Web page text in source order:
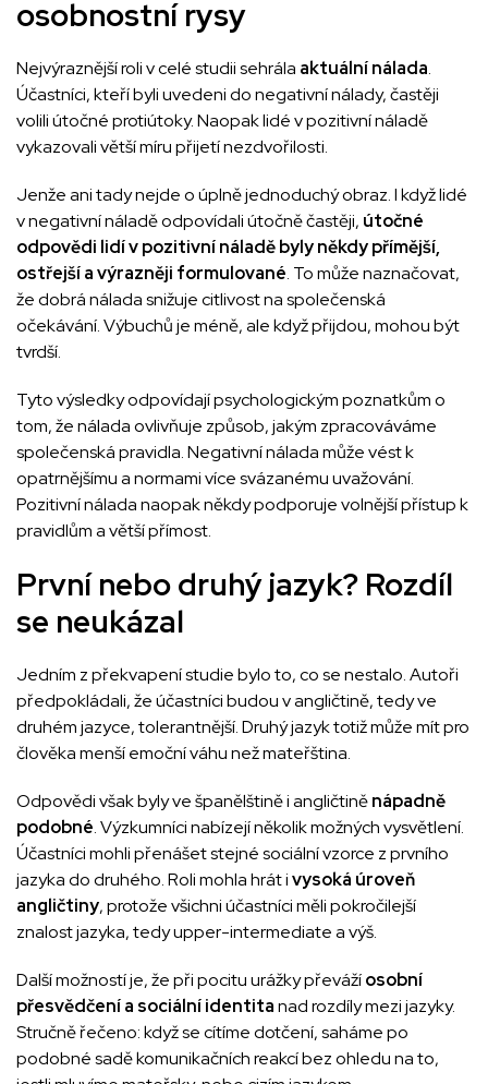
osobnostní rysy
Nejvýraznější roli v celé studii sehrála aktuální nálada.
Účastníci, kteří byli uvedeni do negativní nálady, častěji
volili útočné protiútoky. Naopak lidé v pozitivní náladě
vykazovali větší míru přijetí nezdvořilosti.
Jenže ani tady nejde o úplně jednoduchý obraz. I když lidé
v negativní náladě odpovídali útočně častěji, útočné
odpovědi lidí v pozitivní náladě byly někdy přímější,
ostřejší a výrazněji formulované. To může naznačovat,
že dobrá nálada snižuje citlivost na společenská
očekávání. Výbuchů je méně, ale když přijdou, mohou být
tvrdší.
Tyto výsledky odpovídají psychologickým poznatkům o
tom, že nálada ovlivňuje způsob, jakým zpracováváme
společenská pravidla. Negativní nálada může vést k
opatrnějšímu a normami více svázanému uvažování.
Pozitivní nálada naopak někdy podporuje volnější přístup k
pravidlům a větší přímost.
První nebo druhý jazyk? Rozdíl
se neukázal
Jedním z překvapení studie bylo to, co se nestalo. Autoři
předpokládali, že účastníci budou v angličtině, tedy ve
druhém jazyce, tolerantnější. Druhý jazyk totiž může mít pro
člověka menší emoční váhu než mateřština.
Odpovědi však byly ve španělštině i angličtiněnápadně
podobné. Výzkumníci nabízejí několik možných vysvětlení.
Účastníci mohli přenášet stejné sociální vzorce z prvního
jazyka do druhého. Roli mohla hrát ivysoká úroveň
angličtiny, protože všichni účastníci měli pokročilejší
znalost jazyka, tedy upper-intermediate a výš.
Další možností je, že při pocitu urážky převážíosobní
přesvědčení a sociální identitanad rozdíly mezi jazyky.
Stručně řečeno: když se cítíme dotčení, saháme po
podobné sadě komunikačních reakcí bez ohledu na to,